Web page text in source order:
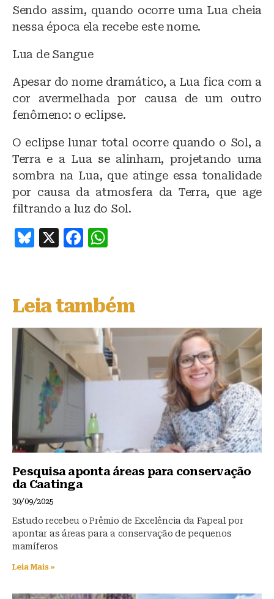
Sendo assim, quando ocorre uma Lua cheia
nessa época ela recebe este nome.
Lua de Sangue
Apesar do nome dramático, a Lua fica com a
cor avermelhada por causa de um outro
fenômeno: o eclipse.
O eclipse lunar total ocorre quando o Sol, a
Terra e a Lua se alinham, projetando uma
sombra na Lua, que atinge essa tonalidade
por causa da atmosfera da Terra, que age
filtrando a luz do Sol.
B
s
k
y
X
F
e
b
o
o
k
s
A
p
p
Leia também
Pesquisa aponta áreas para conservação
da Caatinga
30/09/2025
Estudo recebeu o Prêmio de Excelência da Fapeal por
apontar as áreas para a conservação de pequenos
mamíferos
Leia Mais »